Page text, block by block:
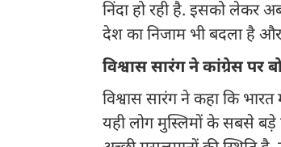
निंदा हो रही है. इसको लेकर
देश का निजाम भी बदला है और
विश्वास सारंग ने कांग्रेस पर
विश्वास सारंग ने कहा कि
यही लोग मुस्लिमों के सबसे